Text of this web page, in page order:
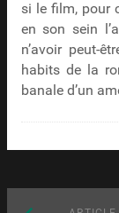
si le film, pour
en son sein
n’avoir peut-
habits de la
banale d’un